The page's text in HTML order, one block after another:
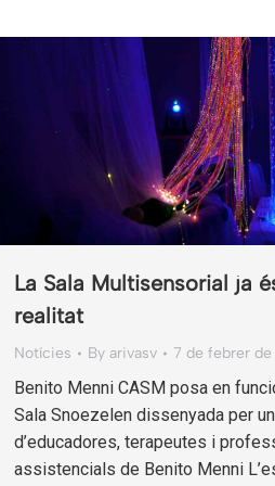
La Sala Multisensorial ja
realitat
Notícies By arivasv 7 de febrer
Benito Menni CASM posa en
Sala Snoezelen dissenyada per
d’educadores, terapeutes i
assistencials de Benito Menni